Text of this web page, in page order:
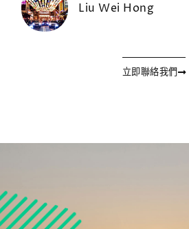
Liu Wei Hong
立即聯絡我們